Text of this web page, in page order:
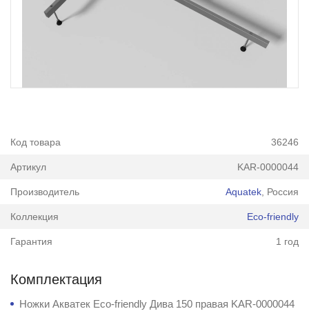
Код товара 36246
Артикул KAR-0000044
Производитель Aquatek , Россия
Коллекция Eco-friendly
Гарантия 1 год
Комплектация
Ножки Акватек Eco-friendly Дива 150 правая KAR-0000044